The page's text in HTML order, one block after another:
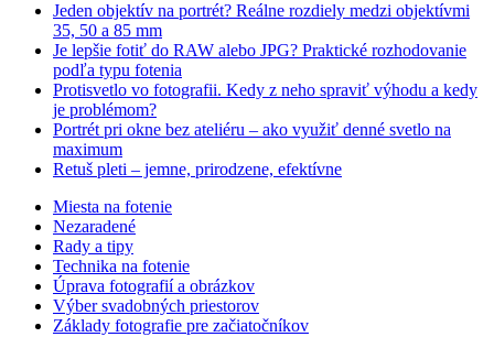
Jeden objektív na portrét? Reálne rozdiely medzi objektívmi
35, 50 a 85 mm
Je lepšie fotiť do RAW alebo JPG? Praktické rozhodovanie
podľa typu fotenia
Protisvetlo vo fotografii. Kedy z neho spraviť výhodu a kedy
je problémom?
Portrét pri okne bez ateliéru – ako využiť denné svetlo na
maximum
Retuš pleti – jemne, prirodzene, efektívne
Miesta na fotenie
Nezaradené
Rady a tipy
Technika na fotenie
Úprava fotografií a obrázkov
Výber svadobných priestorov
Základy fotografie pre začiatočníkov